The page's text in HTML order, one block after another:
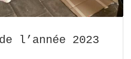
l’année 2023